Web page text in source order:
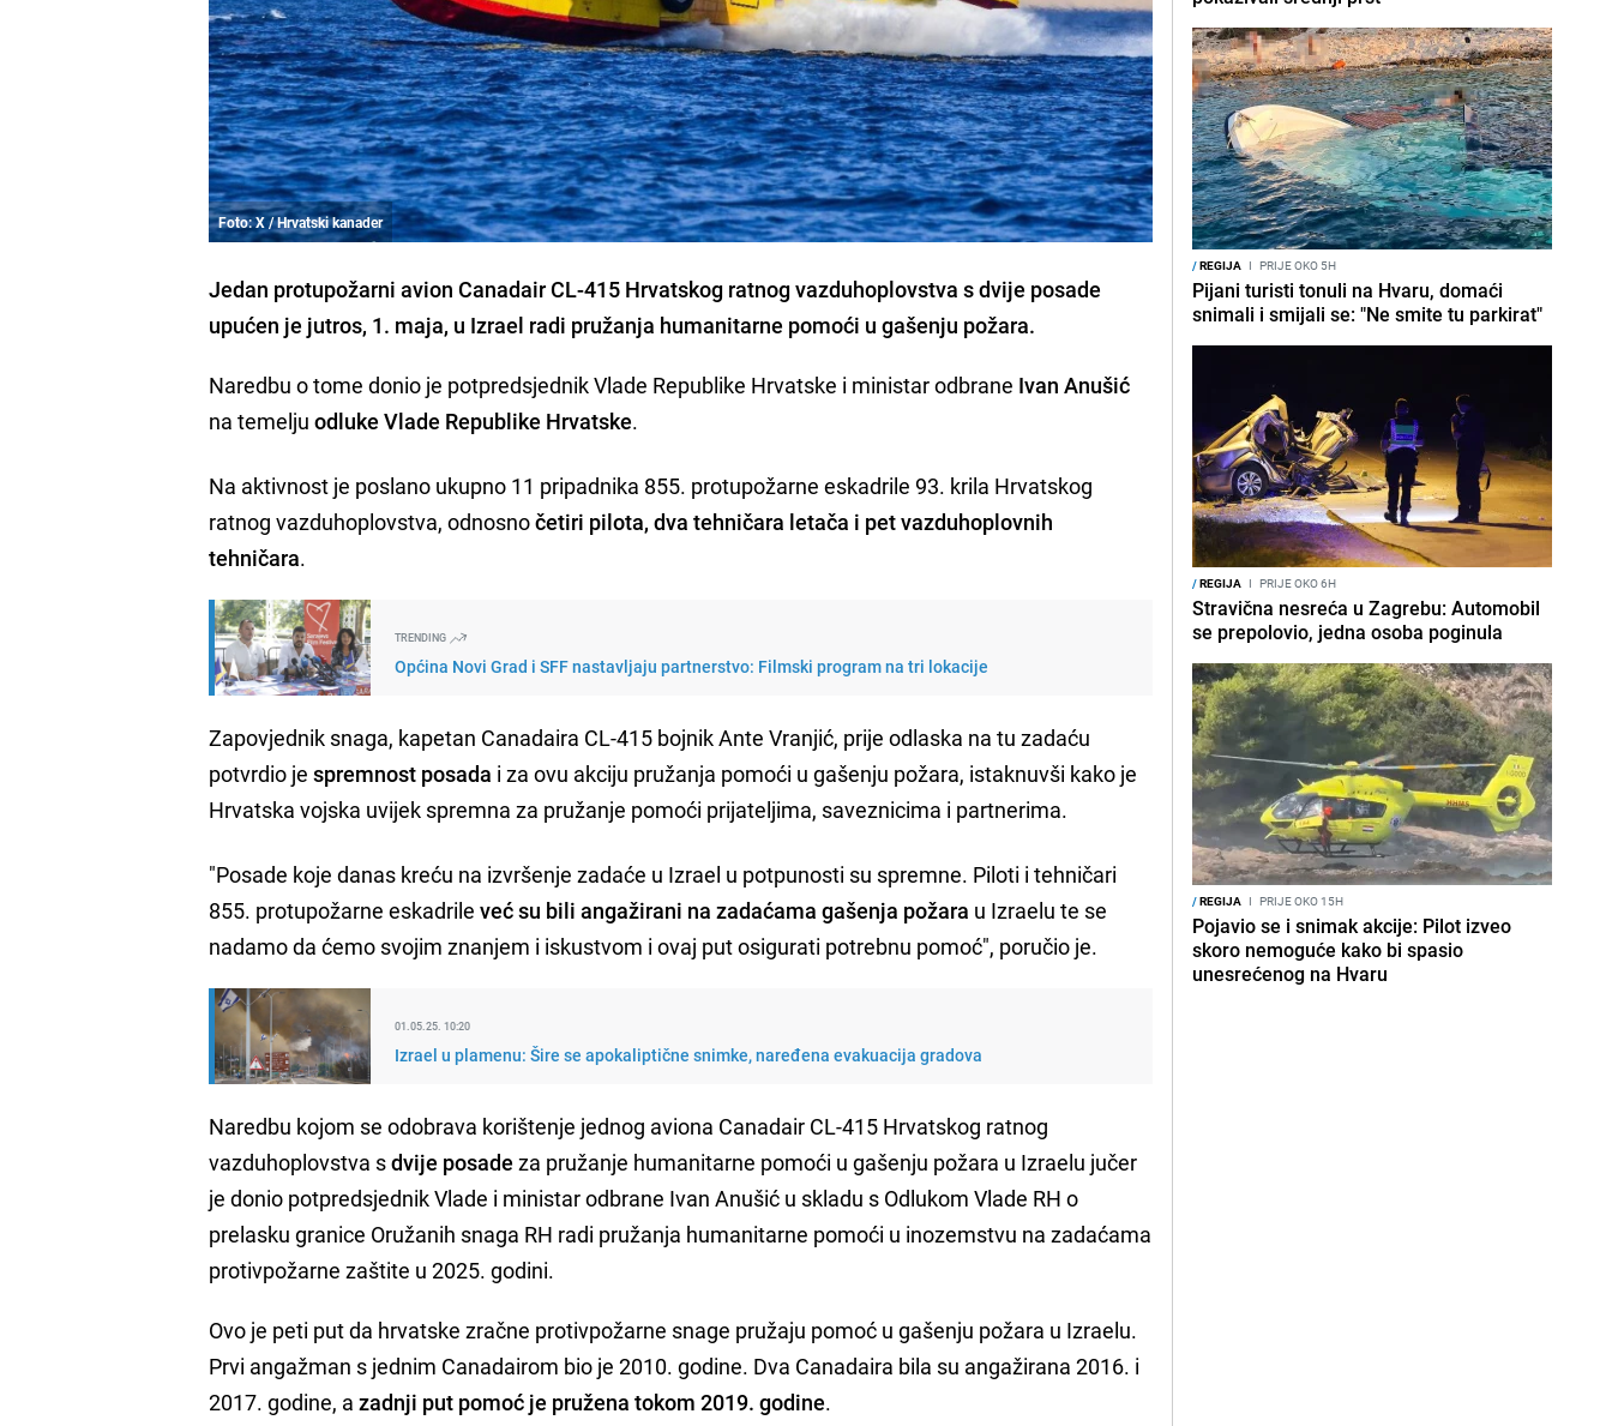
Foto: X / Hrvatski kanader
Jedan protupožarni avion Canadair CL-415 Hrvatskog ratnog vazduhoplovstva s dvije posade
upućen je jutros, 1. maja, u Izrael radi pružanja humanitarne pomoći u gašenju požara.
Naredbu o tome donio je potpredsjednik Vlade Republike Hrvatske i ministar odbrane Ivan Anušić
na temeljuodluke Vlade Republike Hrvatske.
Na aktivnost je poslano ukupno 11 pripadnika 855. protupožarne eskadrile 93. krila Hrvatskog
ratnog vazduhoplovstva, odnosnočetiri pilota, dva tehničara letača i pet vazduhoplovnih
tehničara.
TRENDING
Općina Novi Grad i SFF nastavljaju partnerstvo: Filmski program na tri lokacije
Zapovjednik snaga, kapetan Canadaira CL-415 bojnik Ante Vranjić, prije odlaska na tu zadaću
potvrdio jespremnost posada i za ovu akciju pružanja pomoći u gašenju požara, istaknuvši kako je
Hrvatska vojska uvijek spremna za pružanje pomoći prijateljima, saveznicima i partnerima.
"Posade koje danas kreću na izvršenje zadaće u Izrael u potpunosti su spremne. Piloti i tehničari
855. protupožarne eskadrileveć su bili angažirani na zadaćama gašenja požara u Izraelu te se
nadamo da ćemo svojim znanjem i iskustvom i ovaj put osigurati potrebnu pomoć", poručio je.
01.05.25. 10:20
Izrael u plamenu: Šire se apokaliptične snimke, naređena evakuacija gradova
Naredbu kojom se odobrava korištenje jednog aviona Canadair CL-415 Hrvatskog ratnog
vazduhoplovstva sdvije posade za pružanje humanitarne pomoći u gašenju požara u Izraelu jučer
je donio potpredsjednik Vlade i ministar odbrane Ivan Anušić u skladu s Odlukom Vlade RH o
prelasku granice Oružanih snaga RH radi pružanja humanitarne pomoći u inozemstvu na zadaćama
protivpožarne zaštite u 2025. godini.
Ovo je peti put da hrvatske zračne protivpožarne snage pružaju pomoć u gašenju požara u Izraelu.
Prvi angažman s jednim Canadairom bio je 2010. godine. Dva Canadaira bila su angažirana 2016. i
2017. godine, azadnji put pomoć je pružena tokom 2019. godine.
/REGIJA I PRIJE OKO 5H
Pijani turisti tonuli na Hvaru, domaći
snimali i smijali se: "Ne smite tu parkirat"
/REGIJA I PRIJE OKO 6H
Stravična nesreća u Zagrebu: Automobil
se prepolovio, jedna osoba poginula
/REGIJA I PRIJE OKO 15H
Pojavio se i snimak akcije: Pilot izveo
skoro nemoguće kako bi spasio
unesrećenog na Hvaru